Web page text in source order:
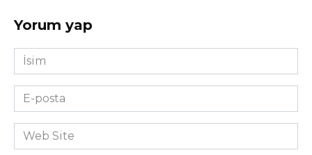
Yorum yap
İsim
*
E-
posta
*Web
Site